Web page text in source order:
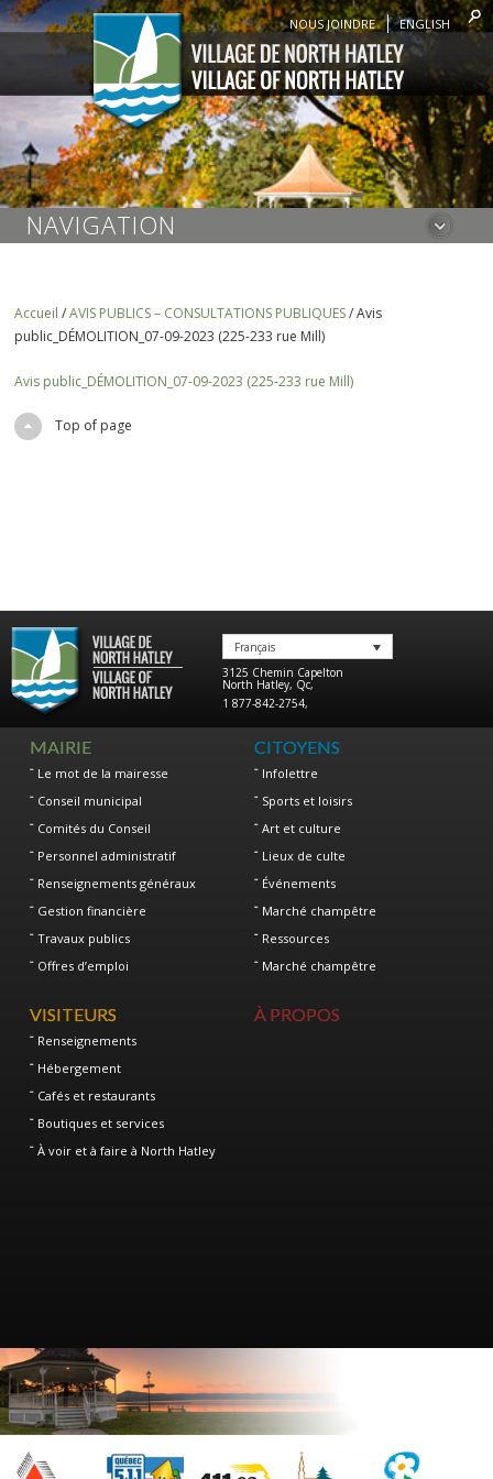
NOUS JOINDRE ENGLISH
NAVIGATION
Accueil /AVIS PUBLICS – CONSULTATIONS PUBLIQUES/Avis
public_DÉMOLITION_07-09-2023 (225-233 rue Mill)
Avis public_DÉMOLITION_07-09-2023 (225-233 rue Mill)
Top of page
Français
3125 Chemin Capelton
North Hatley, Qc,
1 877-842-2754,
MAIRIE
Le mot de la mairesse
Conseil municipal
Comités du Conseil
Personnel administratif
Renseignements généraux
Gestion financière
Travaux publics
Offres d’emploi
CITOYENS
Infolettre
Sports et loisirs
Art et culture
Lieux de culte
Événements
Marché champêtre
Ressources
Marché champêtre
VISITEURS
Renseignements
Hébergement
Cafés et restaurants
Boutiques et services
À voir et à faire à North Hatley
À PROPOS